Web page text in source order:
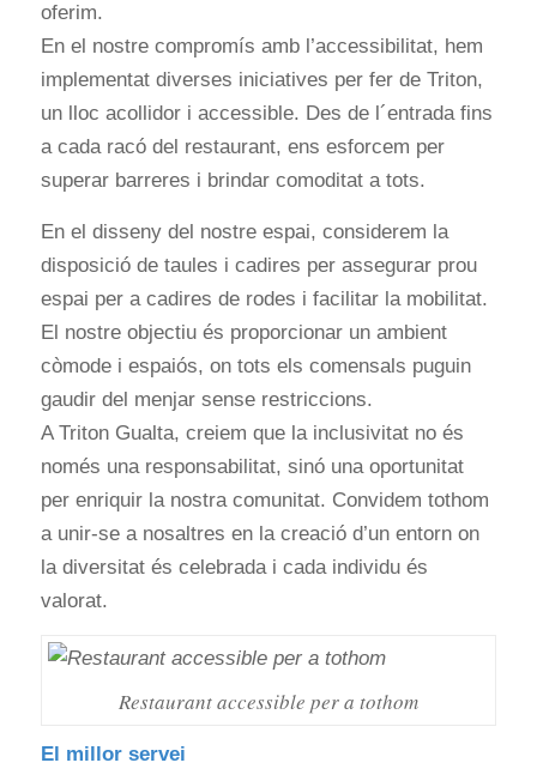
oferim.
En el nostre compromís amb l’accessibilitat, hem
implementat diverses iniciatives per fer de Triton,
un lloc acollidor i accessible. Des de l´entrada fins
a cada racó del restaurant, ens esforcem per
superar barreres i brindar comoditat a tots.
En el disseny del nostre espai, considerem la
disposició de taules i cadires per assegurar prou
espai per a cadires de rodes i facilitar la mobilitat.
El nostre objectiu és proporcionar un ambient
còmode i espaiós, on tots els comensals puguin
gaudir del menjar sense restriccions.
A Triton Gualta, creiem que la inclusivitat no és
només una responsabilitat, sinó una oportunitat
per enriquir la nostra comunitat. Convidem tothom
a unir-se a nosaltres en la creació d’un entorn on
la diversitat és celebrada i cada individu és
valorat.
Restaurant accessible per a tothom
El millor servei